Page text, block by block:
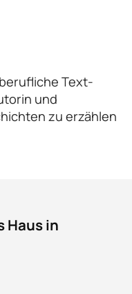
Text-
und
zu erzählen
Haus in